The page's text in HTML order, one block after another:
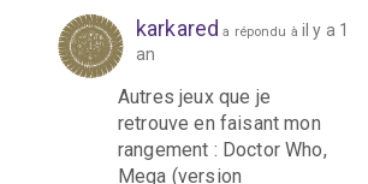
karkared a répondu à il y a 1
an
Autres jeux que je
retrouve en faisant mon
rangement : Doctor Who,
Mega (version